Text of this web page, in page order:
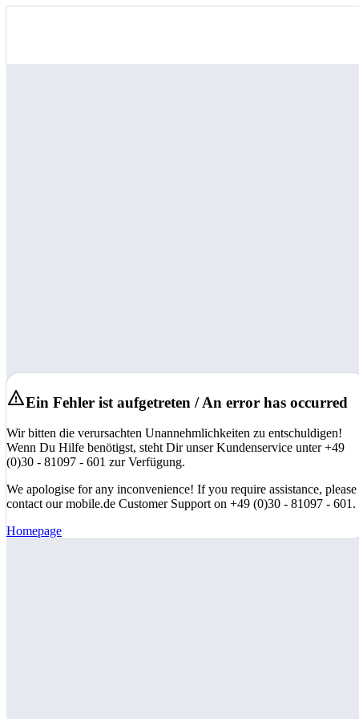
Ein Fehler ist aufgetreten / An error has occurred
Wir bitten die verursachten Unannehmlichkeiten zu entschuldigen!
Wenn Du Hilfe benötigst, steht Dir unser Kundenservice unter +49
(0)30 - 81097 - 601 zur Verfügung.
We apologise for any inconvenience! If you require assistance, please
contact our mobile.de Customer Support on +49 (0)30 - 81097 - 601.
Homepage